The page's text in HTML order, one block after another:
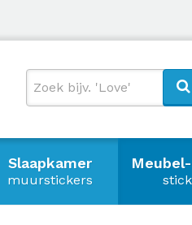
Slaapkamer
muurstickers